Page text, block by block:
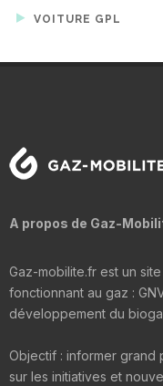
VOITURE GPL
A propos de Gaz-
Gaz-mobilite.fr est un
fonctionnant au gaz :
développement du
Objectif : informer grand
sur les initiatives et